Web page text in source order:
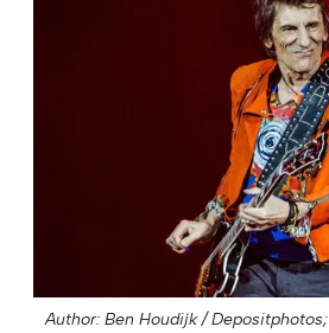
Author: Ben Houdijk / Depositphotos;